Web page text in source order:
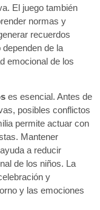
El juego también
normas y
recuerdos
de la
emocional de los
es esencial. Antes de
posibles conflictos
permite actuar con
Mantener
a reducir
de los niños. La
y
y las emociones